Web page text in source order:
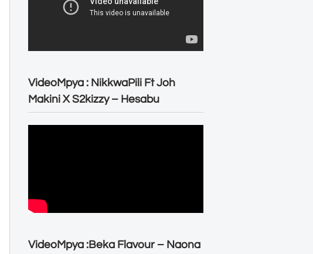
VideoMpya : NikkwaPili Ft Joh
Makini X S2kizzy – Hesabu
VideoMpya :Beka Flavour – Naona